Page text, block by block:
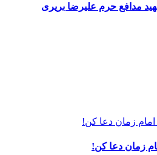
مدافع حرم علیرضا بریری
زمان دعا کن!